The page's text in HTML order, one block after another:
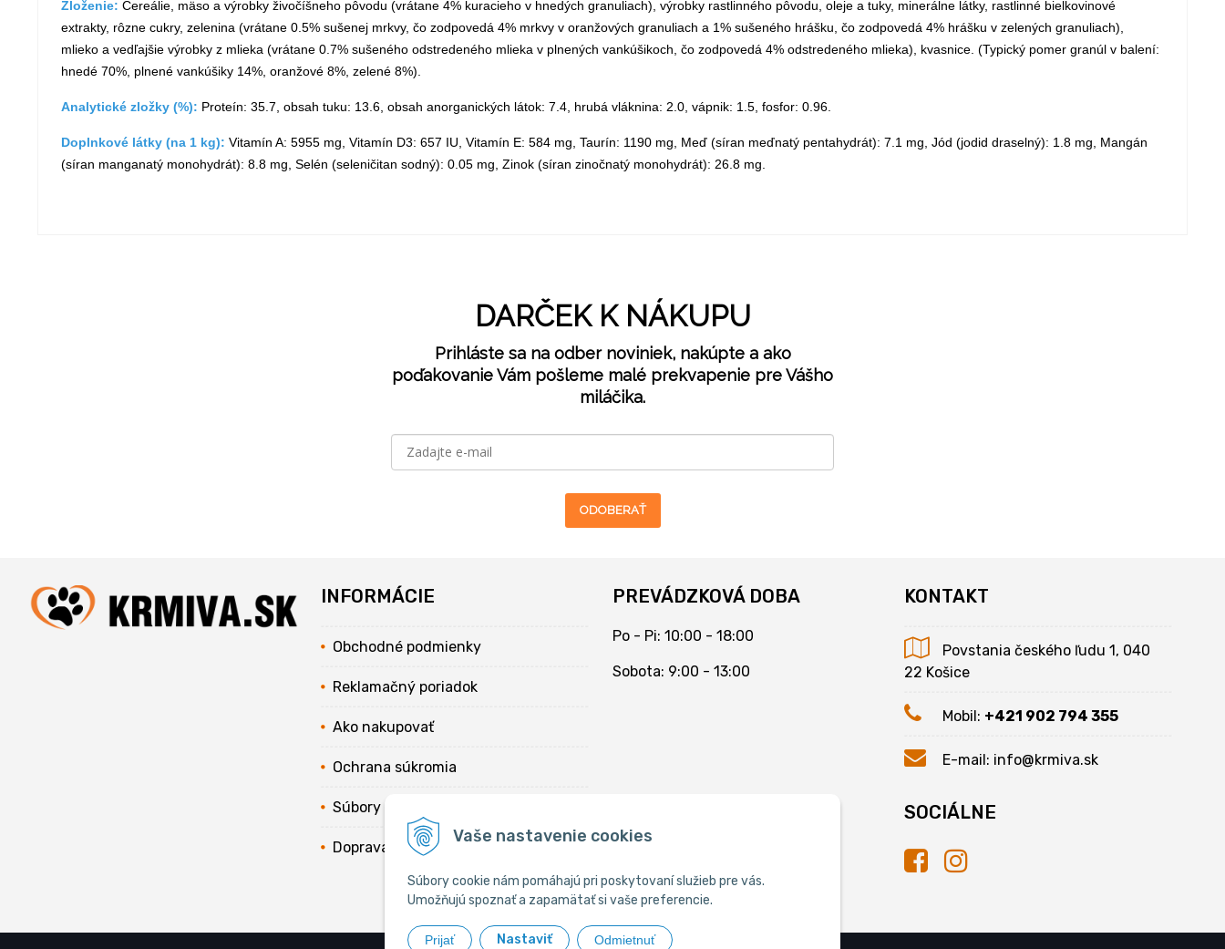
Vaše nastavenie cookies
Súbory cookie nám pomáhajú pri poskytovaní služieb pre vás.
Umožňujú spoznať a zapamätať si vaše preferencie.
Prijať Nastaviť Odmietnuť
Zloženie: Cereálie, mäso a výrobky živočíšneho pôvodu (vrátane 4% kuracieho v hnedých granuliach), výrobky rastlinného pôvodu, oleje a tuky, minerálne látky, rastlinné bielkovinové
extrakty, rôzne cukry, zelenina (vrátane 0.5% sušenej mrkvy, čo zodpovedá 4% mrkvy v oranžových granuliach a 1% sušeného hrášku, čo zodpovedá 4% hrášku v zelených granuliach),
mlieko a vedľajšie výrobky z mlieka (vrátane 0.7% sušeného odstredeného mlieka v plnených vankúšikoch, čo zodpovedá 4% odstredeného mlieka), kvasnice. (Typický pomer granúl v balení:
hnedé 70%, plnené vankúšiky 14%, oranžové 8%, zelené 8%).
Analytické zložky (%): Proteín: 35.7, obsah tuku: 13.6, obsah anorganických látok: 7.4, hrubá vláknina: 2.0, vápnik: 1.5, fosfor: 0.96.
Doplnkové látky (na 1 kg): Vitamín A: 5955 mg, Vitamín D3: 657 IU, Vitamín E: 584 mg, Taurín: 1190 mg, Meď (síran meďnatý pentahydrát): 7.1 mg, Jód (jodid draselný): 1.8 mg, Mangán
(síran manganatý monohydrát): 8.8 mg, Selén (seleničitan sodný): 0.05 mg, Zinok (síran zinočnatý monohydrát): 26.8 mg.
DARČEK K NÁKUPU
Prihláste sa na odber noviniek, nakúpte a ako
poďakovanie Vám pošleme malé prekvapenie pre Vášho
miláčika.
ODOBERAŤ
INFORMÁCIE
Obchodné podmienky
Reklamačný poriadok
Ako nakupovať
Ochrana súkromia
Súbory cookies
Doprava
PREVÁDZKOVÁ DOBA
Po - Pi: 10:00 - 18:00
Sobota: 9:00 - 13:00
KONTAKT
Povstania českého ľudu 1, 040
22 Košice
Mobil: +421 902 794 355
E-mail: info@krmiva.sk
SOCIÁLNE